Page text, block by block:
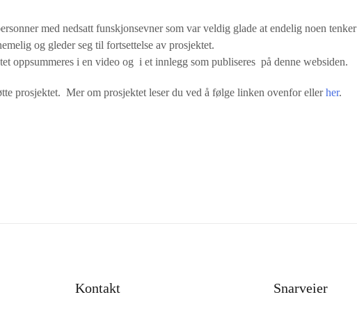
med nedsatt funskjonsevner som var veldig glade at endelig noen tenker
og gleder seg til fortsettelse av prosjektet.
oppsummeres i en video og i et innlegg som publiseres på denne websiden.
prosjektet. Mer om prosjektet leser du ved å følge linken ovenfor ellerher.
Kontakt Snarveier